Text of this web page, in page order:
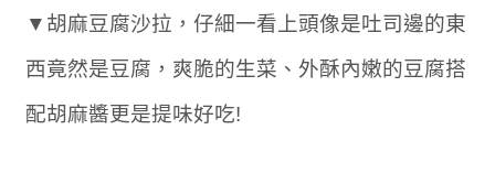
▼胡麻豆腐沙拉，仔細一看上頭像是吐司邊的東
西竟然是豆腐，爽脆的生菜、外酥內嫩的豆腐搭
配胡麻醬更是提味好吃!